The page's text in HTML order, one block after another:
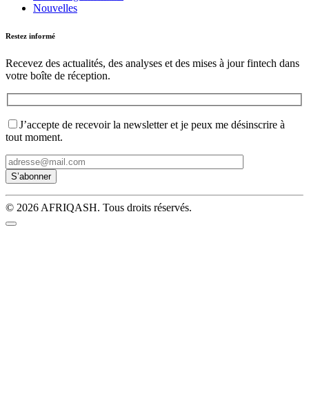
Nouvelles
Restez informé
Recevez des actualités, des analyses et des mises à jour fintech dans
votre boîte de réception.
J’accepte de recevoir la newsletter et je peux me désinscrire à
tout moment.
© 2026 AFRIQASH. Tous droits réservés.